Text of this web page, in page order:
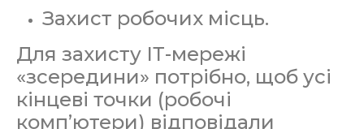
Захист робочих місць.
Для захисту ІТ-мережі
«зсередини» потрібно, щоб усі
кінцеві точки (робочі
комп’ютери) відповідали